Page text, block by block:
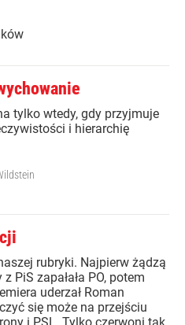
tylko wtedy, gdy przyjmuje
i hierarchię
rubryki. Najpierw żądzą
PiS zapałała PO, potem
uderzał Roman
się może na przejściu